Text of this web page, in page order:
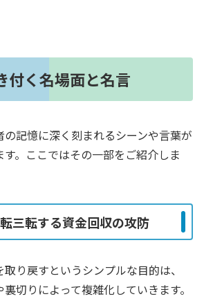
付く名場面と名言
記憶に深く刻まれるシーンや言葉が
。ここではその一部をご紹介しま
三転する資金回収の攻防
り戻すというシンプルな目的は、
切りによって複雑化していきます。